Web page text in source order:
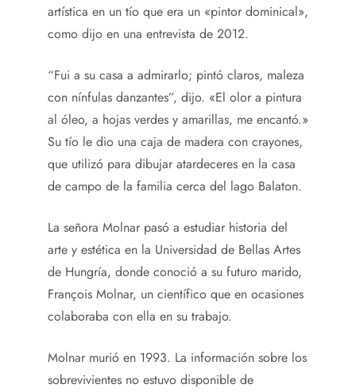
artística en un tío que era un «pintor dominical»,
como dijo en una entrevista de 2012.
“Fui a su casa a admirarlo; pintó claros, maleza
con nínfulas danzantes”, dijo. «El olor a pintura
al óleo, a hojas verdes y amarillas, me encantó.»
Su tío le dio una caja de madera con crayones,
que utilizó para dibujar atardeceres en la casa
de campo de la familia cerca del lago Balaton.
La señora Molnar pasó a estudiar historia del
arte y estética en la Universidad de Bellas Artes
de Hungría, donde conoció a su futuro marido,
François Molnar, un científico que en ocasiones
colaboraba con ella en su trabajo.
Molnar murió en 1993. La información sobre los
sobrevivientes no estuvo disponible de